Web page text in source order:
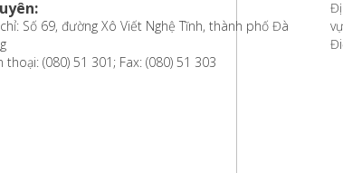
Số 69, đường Xô Viết Nghệ Tĩnh, thành phố Đà
thoại: (080) 51 301; Fax: (080) 51 303